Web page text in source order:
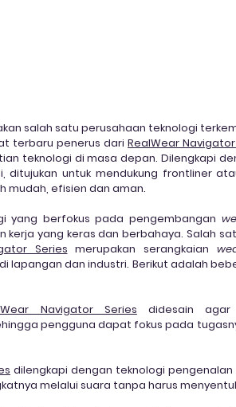
salah satu perusahaan teknologi
terbaru penerus dari RealWear
teknologi di masa depan. Dilengkapi
untuk mendukung frontliner
mudah, efisien dan aman.
yang berfokus pada pengembangan
Series merupakan serangkaian
Navigator Series didesain
pengguna dapat fokus pada
dilengkapi dengan teknologi
melalui suara tanpa harus